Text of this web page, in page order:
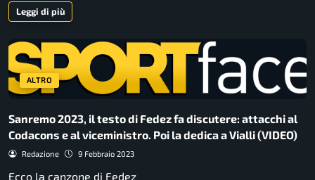
Leggi di più
ALTRO
Sanremo 2023, il testo di Fedez fa discutere: attacchi al
Codacons e al viceministro. Poi la dedica a Vialli (VIDEO)
Redazione 9 Febbraio 2023
Ecco la canzone di Fedez